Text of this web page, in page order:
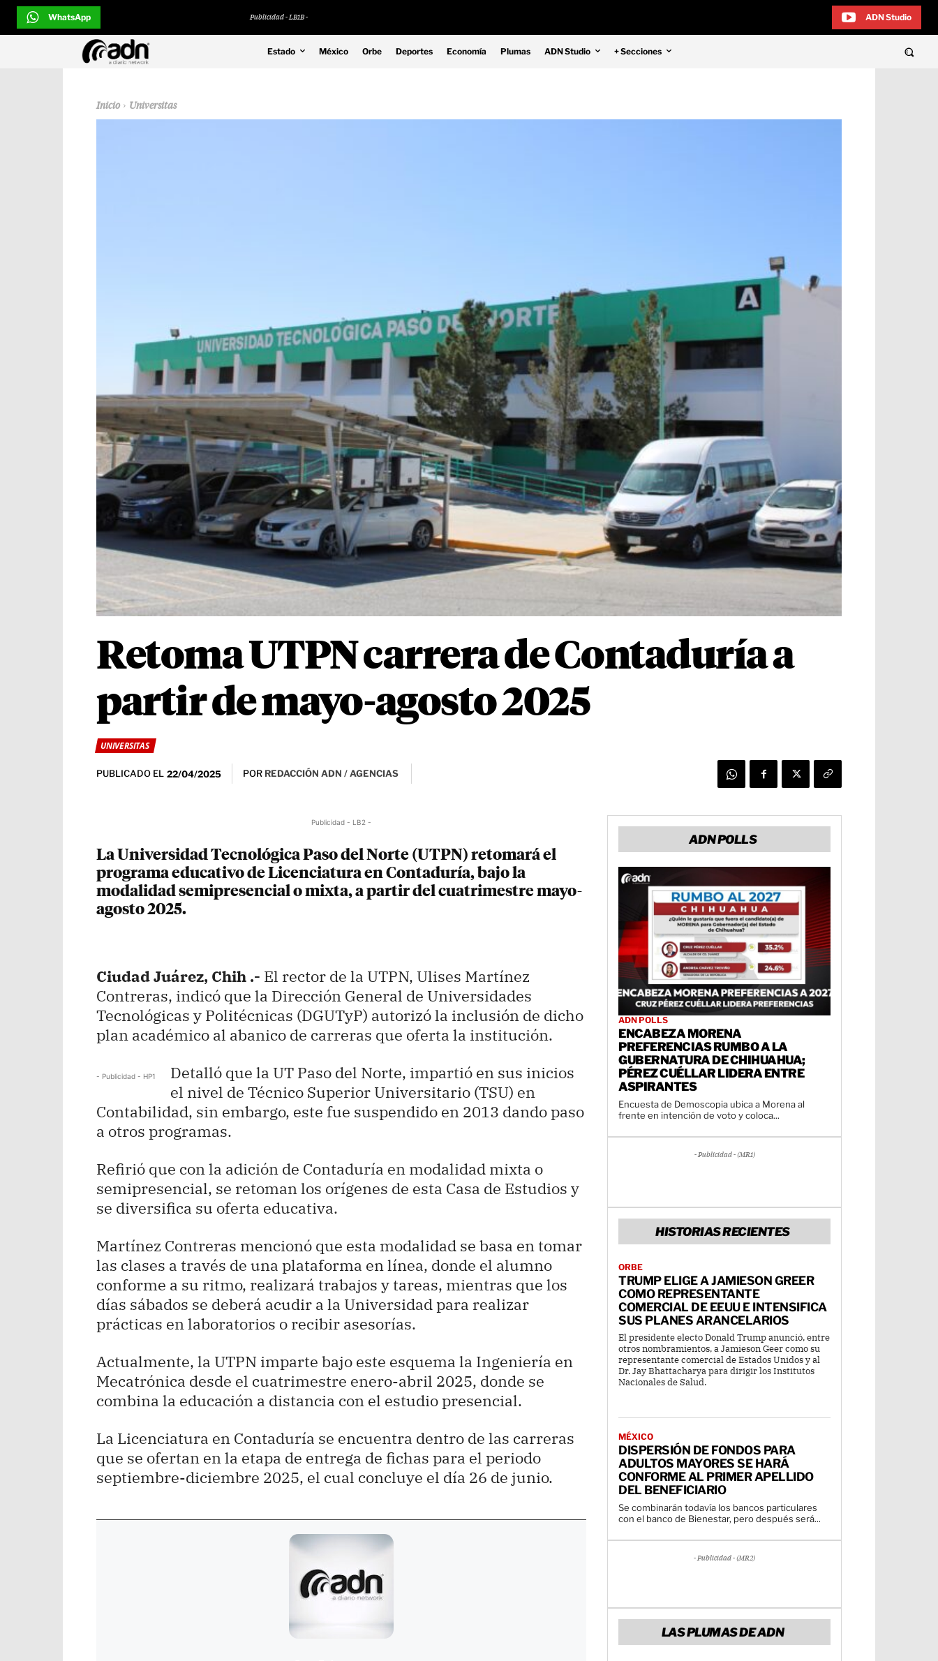
WhatsApp Publicidad - LB1B - ADN Studio
Estado México Orbe Deportes Economía Plumas ADN Studio + Secciones
Inicio Universitas
Retoma UTPN carrera de Contaduría a
partir de mayo-agosto 2025
UNIVERSITAS
PUBLICADO EL 22/04/2025 POR REDACCIÓN ADN / AGENCIAS
Publicidad - LB2 -
La Universidad Tecnológica Paso del Norte (UTPN) retomará el
programa educativo de Licenciatura en Contaduría, bajo la
modalidad semipresencial o mixta, a partir del cuatrimestre mayo-
agosto 2025.
Ciudad Juárez, Chih .- El rector de la UTPN, Ulises Martínez
Contreras, indicó que la Dirección General de Universidades
Tecnológicas y Politécnicas (DGUTyP) autorizó la inclusión de dicho
plan académico al abanico de carreras que oferta la institución.
- Publicidad - HP1
Detalló que la UT Paso del Norte, impartió en sus inicios
el nivel de Técnico Superior Universitario (TSU) en
Contabilidad, sin embargo, este fue suspendido en 2013 dando paso
a otros programas.
Refirió que con la adición de Contaduría en modalidad mixta o
semipresencial, se retoman los orígenes de esta Casa de Estudios y
se diversifica su oferta educativa.
Martínez Contreras mencionó que esta modalidad se basa en tomar
las clases a través de una plataforma en línea, donde el alumno
conforme a su ritmo, realizará trabajos y tareas, mientras que los
días sábados se deberá acudir a la Universidad para realizar
prácticas en laboratorios o recibir asesorías.
Actualmente, la UTPN imparte bajo este esquema la Ingeniería en
Mecatrónica desde el cuatrimestre enero-abril 2025, donde se
combina la educación a distancia con el estudio presencial.
La Licenciatura en Contaduría se encuentra dentro de las carreras
que se ofertan en la etapa de entrega de fichas para el periodo
septiembre-diciembre 2025, el cual concluye el día 26 de junio.
ADN POLLS
ADN POLLS
ENCABEZA MORENA
PREFERENCIAS RUMBO A LA
GUBERNATURA DE CHIHUAHUA;
PÉREZ CUÉLLAR LIDERA ENTRE
ASPIRANTES
Encuesta de Demoscopia ubica a Morena al
frente en intención de voto y coloca...
- Publicidad - (MR1)
HISTORIAS RECIENTES
ORBE
TRUMP ELIGE A JAMIESON GREER
COMO REPRESENTANTE
COMERCIAL DE EEUU E INTENSIFICA
SUS PLANES ARANCELARIOS
El presidente electo Donald Trump anunció, entre
otros nombramientos, a Jamieson Geer como su
representante comercial de Estados Unidos y al
Dr. Jay Bhattacharya para dirigir los Institutos
Nacionales de Salud.
MÉXICO
DISPERSIÓN DE FONDOS PARA
ADULTOS MAYORES SE HARÁ
CONFORME AL PRIMER APELLIDO
DEL BENEFICIARIO
Se combinarán todavía los bancos particulares
con el banco de Bienestar, pero después será...
- Publicidad - (MR2)
LAS PLUMAS DE ADN